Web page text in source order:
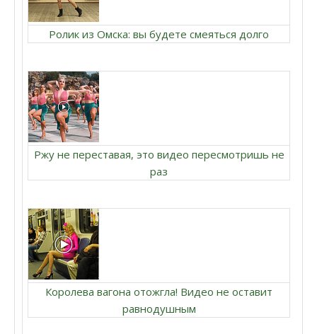
Ролик из Омска: вы будете смеяться долго
Ржу не переставая, это видео пересмотришь не
раз
Королева вагона отожгла! Видео не оставит
равнодушным